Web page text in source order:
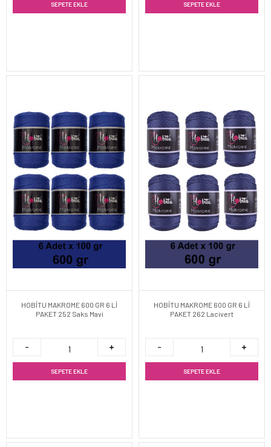
SEPETE EKLE SEPETE EKLE
HOBİTU MAKROME 600 GR 6 Lİ
PAKET 252 Saks Mavi
SEPETE EKLE
HOBİTU MAKROME 600 GR 6 Lİ
PAKET 262 Lacivert
SEPETE EKLE